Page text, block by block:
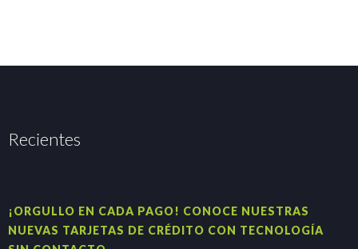
Recientes
¡ORGULLO EN CADA PAGO! CONOCE NUESTRAS
NUEVAS TARJETAS DE CRÉDITO CON TECNOLOGÍA